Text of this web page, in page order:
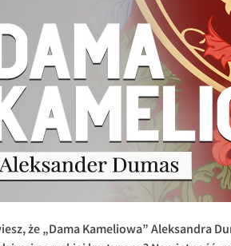
że „Dama Kameliowa” Aleksandra